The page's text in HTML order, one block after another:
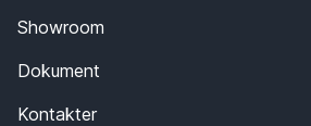
Showroom
Dokument
Kontakter